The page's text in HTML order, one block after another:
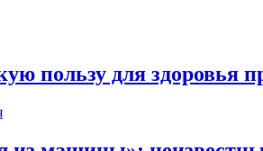
пользу для здоровья